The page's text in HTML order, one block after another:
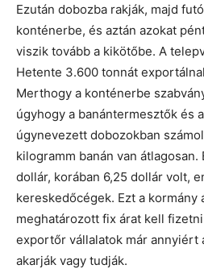
Ezután dobozba rakják, majd
konténerbe, és aztán azokat
viszik tovább a kikötőbe. A
Hetente 3.600 tonnát
Merthogy a konténerbe
úgyhogy a banántermesztők és
úgynevezett dobozokban
kilogramm banán van átlagosan.
dollár, korában 6,25 dollár volt,
kereskedőcégek. Ezt a kormány
meghatározott fix árat kell
exportőr vállalatok már annyiért
akarják vagy tudják.